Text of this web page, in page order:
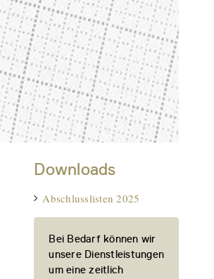
Downloads
Abschlusslisten 2025
Bei Bedarf können wir
unsere Dienstleistungen
um eine zeitlich